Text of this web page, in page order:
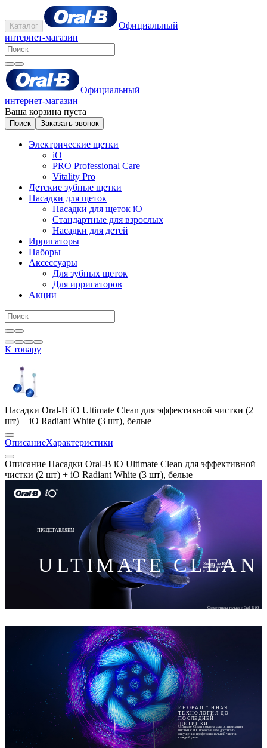
Каталог
Официальный
интернет-магазин
Официальный
интернет-магазин
Ваша корзина пуста
Поиск Заказать звонок
Электрические щетки
iO
PRO Professional Care
Vitality Pro
Детские зубные щетки
Насадки для щеток
Насадки для щеток iO
Стандартные для взрослых
Насадки для детей
Ирригаторы
Наборы
Аксессуары
Для зубных щеток
Для ирригаторов
Акции
К товару
Насадки Oral-B iO Ultimate Clean для эффективной чистки (2
шт) + iO Radiant White (3 шт), белые
ОписаниеХарактеристики
Описание Насадки Oral-B iO Ultimate Clean для эффективной
чистки (2 шт) + iO Radiant White (3 шт), белые
ПРЕДСТАВЛЯЕМ
ULTIMATE CLEAN
Удаляет до 100%
больше налета
с 1 дня
Совместимы только с Oral-B iO
ИНОВАЦ
ННАЯ
ТЕХНОЛОГИЯ ДО
ПОСЛЕДНЕЙ
ЩЕТИНКИ
Ultimate Clean создана для оптимизации
чистки с iO, помогая вам достигать
ощущения профессиональной чистки
каждый день.